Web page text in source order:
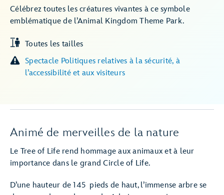
Célébrez toutes les créatures vivantes à ce symbole
emblématique de l’Animal Kingdom Theme Park.
Toutes les tailles
Spectacle Politiques relatives à la sécurité, à
l’accessibilité et aux visiteurs
Animé de merveilles de la nature
Le Tree of Life rend hommage aux animaux et à leur
importance dans le grand Circle of Life.
D’une hauteur de 145 pieds de haut, l’immense arbre se